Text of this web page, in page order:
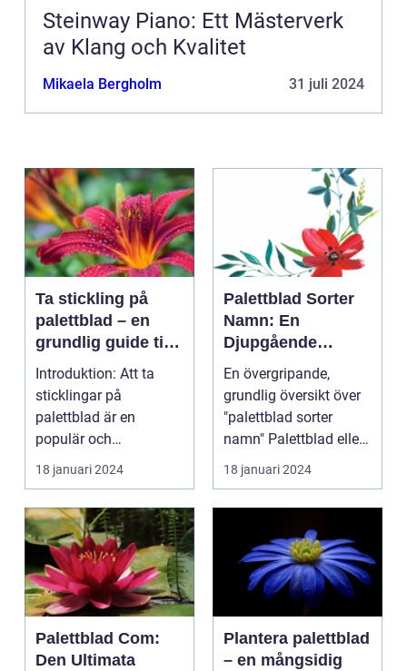
Steinway Piano: Ett Mästerverk
av Klang och Kvalitet
Mikaela Bergholm 31 juli 2024
Ta stickling på
palettblad – en
grundlig guide till
framgångsrik
förökning
Introduktion: Att ta
sticklingar på
palettblad är en
populär och
spännande metod för
att föröka och...
18 januari 2024
Palettblad Sorter
Namn: En
Djupgående
Översikt
En övergripande,
grundlig översikt över
"palettblad sorter
namn" Palettblad eller
Coleus är en popu...
18 januari 2024
Palettblad Com:
Den Ultimata
Plantera palettblad
– en mångsidig